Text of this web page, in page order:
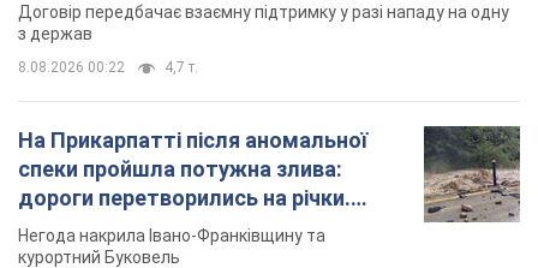
Договір передбачає взаємну підтримку у разі нападу на одну
з держав
8.08.2026 00:22 4,7 т.
На Прикарпатті після аномальної
спеки пройшла потужна злива:
дороги перетворились на річки.
Відео
Негода накрила Івано-Франківщину та
курортний Буковель